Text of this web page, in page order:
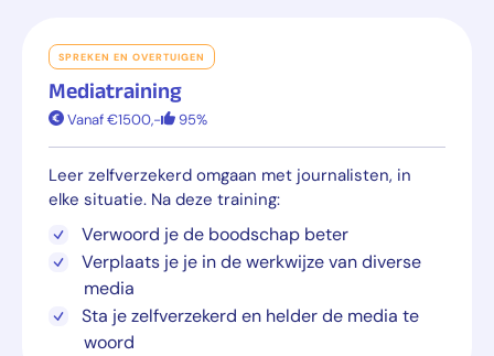
SPREKEN EN OVERTUIGEN
Mediatraining
Vanaf €1500,- 95%
Leer zelfverzekerd omgaan met journalisten, in
elke situatie. Na deze training:
Verwoord je de boodschap beter
Verplaats je je in de werkwijze van diverse
media
Sta je zelfverzekerd en helder de media te
woord